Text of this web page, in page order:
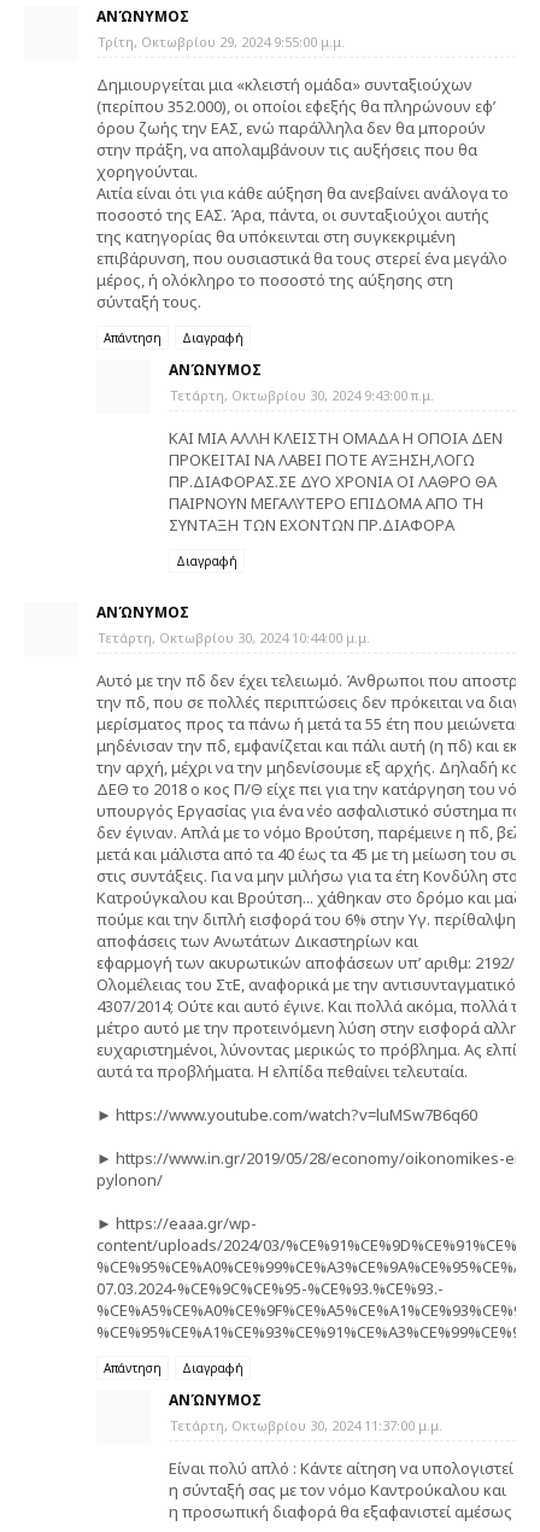
ΑΝΏΝΥΜΟΣ
Τρίτη, Οκτωβρίου 29, 2024 9:55:00 μ.μ.
Δημιουργείται μια «κλειστή ομάδα» συνταξιούχων
(περίπου 352.000), οι οποίοι εφεξής θα πληρώνουν εφ’
όρου ζωής την ΕΑΣ, ενώ παράλληλα δεν θα μπορούν
στην πράξη, να απολαμβάνουν τις αυξήσεις που θα
χορηγούνται.
Αιτία είναι ότι για κάθε αύξηση θα ανεβαίνει ανάλογα το
ποσοστό της ΕΑΣ. Άρα, πάντα, οι συνταξιούχοι αυτής
της κατηγορίας θα υπόκεινται στη συγκεκριμένη
επιβάρυνση, που ουσιαστικά θα τους στερεί ένα μεγάλο
μέρος, ή ολόκληρο το ποσοστό της αύξησης στη
σύνταξή τους.
Απάντηση Διαγραφή
ΑΝΏΝΥΜΟΣ
Τετάρτη, Οκτωβρίου 30, 2024 9:43:00 π.μ.
ΚΑΙ ΜΙΑ ΑΛΛΗ ΚΛΕΙΣΤΗ ΟΜΑΔΑ Η ΟΠΟΙΑ ΔΕΝ
ΠΡΟΚΕΙΤΑΙ ΝΑ ΛΑΒΕΙ ΠΟΤΕ ΑΥΞΗΣΗ,ΛΟΓΩ
ΠΡ.ΔΙΑΦΟΡΑΣ.ΣΕ ΔΥΟ ΧΡΟΝΙΑ ΟΙ ΛΑΘΡΟ ΘΑ
ΠΑΙΡΝΟΥΝ ΜΕΓΑΛΥΤΕΡΟ ΕΠΙΔΟΜΑ ΑΠΟ ΤΗ
ΣΥΝΤΑΞΗ ΤΩΝ ΕΧΟΝΤΩΝ ΠΡ.ΔΙΑΦΟΡΑ
Διαγραφή
ΑΝΏΝΥΜΟΣ
Τετάρτη, Οκτωβρίου 30, 2024 10:44:00 μ.μ.
Aυτό με την πδ δεν έχει τελειωμό. Άνθρωποι που
την πδ, που σε πολλές περιπτώσεις δεν πρόκειται να
μερίσματος προς τα πάνω ή μετά τα 55 έτη που μειώνεται
μηδένισαν την πδ, εμφανίζεται και πάλι αυτή (η πδ) και
την αρχή, μέχρι να την μηδενίσουμε εξ αρχής. Δηλαδή
ΔΕΘ το 2018 ο κος Π/Θ είχε πει για την κατάργηση του
υπουργός Εργασίας για ένα νέο ασφαλιστικό σύστημα
δεν έγιναν. Απλά με το νόμο Βρούτση, παρέμεινε η πδ,
μετά και μάλιστα από τα 40 έως τα 45 με τη μείωση του
στις συντάξεις. Για να μην μιλήσω για τα έτη Κονδύλη
Κατρούγκαλου και Βρούτση... χάθηκαν στο δρόμο και μαζί
πούμε και την διπλή εισφορά του 6% στην Υγ. περίθαλψη.
αποφάσεις των Ανωτάτων Δικαστηρίων και
εφαρμογή των ακυρωτικών αποφάσεων υπ’ αριθμ: 2192/
Ολομέλειας του ΣτΕ, αναφορικά με την
4307/2014; Ούτε και αυτό έγινε. Και πολλά ακόμα, πολλά τα
μέτρο αυτό με την προτεινόμενη λύση στην εισφορά
ευχαριστημένοι, λύνοντας μερικώς το πρόβλημα. Ας
αυτά τα προβλήματα. Η ελπίδα πεθαίνει τελευταία.
► https://www.youtube.com/watch?v=luMSw7B6q60
► https://www.in.gr/2019/05/28/economy/oikonomikes-
pylonon/
► https://eaaa.gr/wp-
content/uploads/2024/03/
07.03.2024-%CE%9C%CE%95-%CE%93.%CE%93.-
Απάντηση Διαγραφή
ΑΝΏΝΥΜΟΣ
Τετάρτη, Οκτωβρίου 30, 2024 11:37:00 μ.μ.
Είναι πολύ απλό : Κάντε αίτηση να υπολογιστεί
η σύνταξή σας με τον νόμο Καντρούκαλου και
η προσωπική διαφορά θα εξαφανιστεί αμέσως